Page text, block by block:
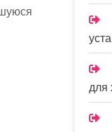
для